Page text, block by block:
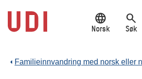
hovedinnhold
language
Norsk
search
Søk
Familieinnvandring med norsk eller